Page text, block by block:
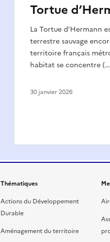
Tortue
La Tortue d’Hermann
terrestre sauvage
territoire français
habitat se concentre
30 janvier 2026
Thématiques
Actions du Développement
Durable
Aménagement du territoire